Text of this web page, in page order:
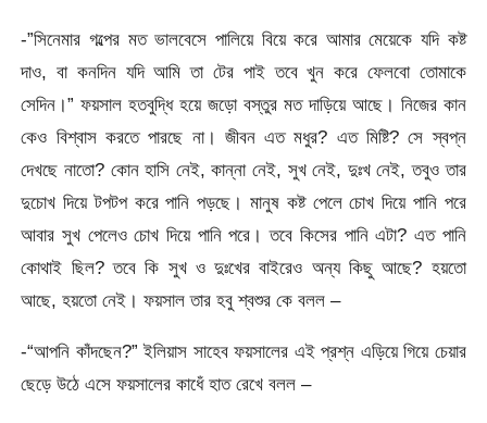
-”সিনেমার গল্পের মত ভালবেসে পালিয়ে বিয়ে করে আমার মেয়েকে যদি কষ্ট
দাও, বা কনদিন যদি আমি তা টের পাই তবে খুন করে ফেলবো তোমাকে
সেদিন।” ফয়সাল হতবুদ্ধি হয়ে জড়ো বস্তুর মত দাড়িয়ে আছে। নিজের কান
কেও বিশ্বাস করতে পারছে না। জীবন এত মধুর? এত মিষ্টি? সে স্বপ্ন
দেখছে নাতো? কোন হাসি নেই, কান্না নেই, সুখ নেই, দুঃখ নেই, তবুও তার
দুচোখ দিয়ে টপটপ করে পানি পড়ছে। মানুষ কষ্ট পেলে চোখ দিয়ে পানি পরে
আবার সুখ পেলেও চোখ দিয়ে পানি পরে। তবে কিসের পানি এটা? এত পানি
কোথাই ছিল? তবে কি সুখ ও দুঃখের বাইরেও অন্য কিছু আছে? হয়তো
আছে, হয়তো নেই। ফয়সাল তার হবু শ্বশুর কে বলল –
-“আপনি কাঁদছেন?” ইলিয়াস সাহেব ফয়সালের এই প্রশ্ন এড়িয়ে গিয়ে চেয়ার
ছেড়ে উঠে এসে ফয়সালের কাধেঁ হাত রেখে বলল –